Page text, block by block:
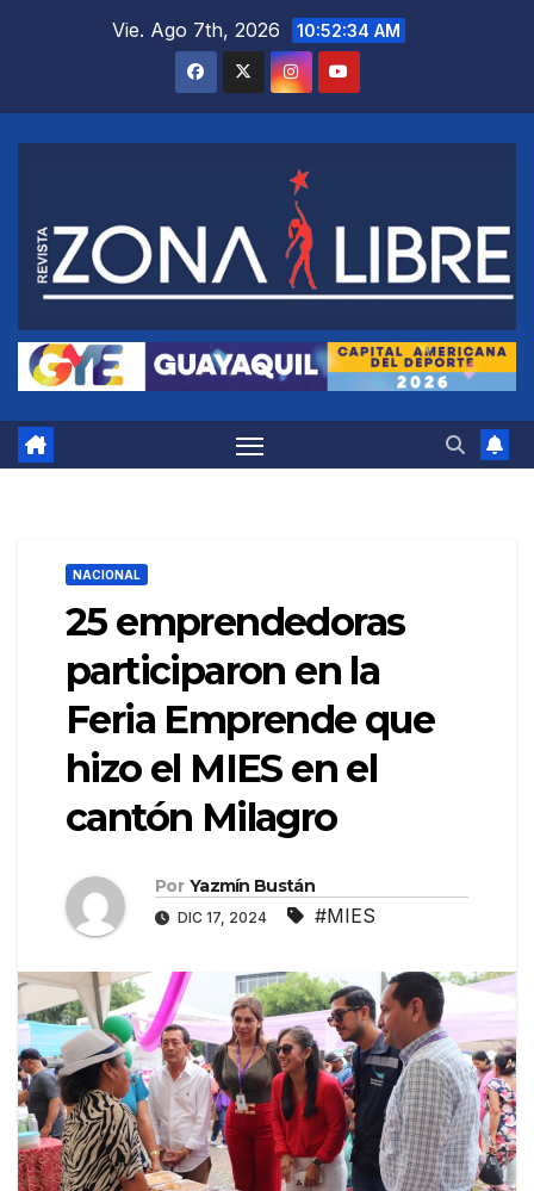
Vie. Ago 7th, 2026 10:52:35 AM
NACIONAL
25 emprendedoras
participaron en la
Feria Emprende que
hizo el MIES en el
cantón Milagro
Por Yazmín Bustán
DIC 17, 2024 #MIES